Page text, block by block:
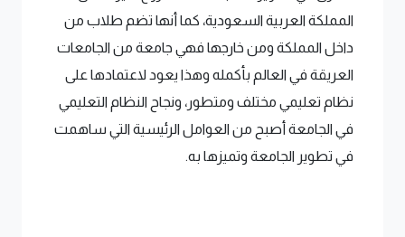
المملكة العربية السعودية، كما أنها تضم طلاب من
داخل المملكة ومن خارجها فهي جامعة من الجامعات
العريقة في العالم بأكمله وهذا يعود لاعتمادها على
نظام تعليمي مختلف ومتطور، ونجاح النظام التعليمي
في الجامعة أصبح من العوامل الرئيسية التي ساهمت
في تطوير الجامعة وتميزها به.